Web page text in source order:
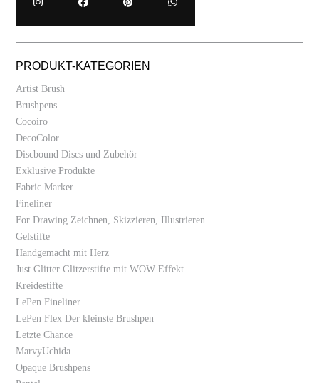
PRODUKT-KATEGORIEN
Artist Brush
Brushpens
Cocoiro
DecoColor
Discbound Discs und Zubehör
Exklusive Produkte
Fabric Marker
Fineliner
For Drawing Zeichnen, Skizzieren, Illustrieren
Gelstifte
Handgemacht mit Herz
Just Glitter Glitzerstifte mit WOW Effekt
Kreidestifte
LePen Fineliner
LePen Flex Der kleinste Brushpen
Letzte Chance
MarvyUchida
Opaque Brushpens